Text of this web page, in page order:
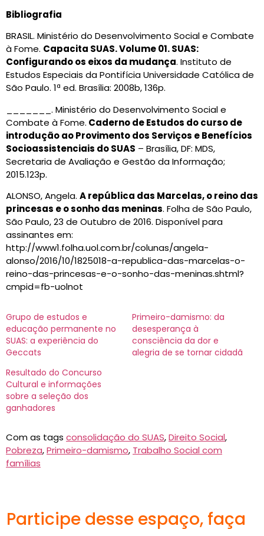
Bibliografia
BRASIL. Ministério do Desenvolvimento Social e Combate
à Fome. Capacita SUAS. Volume 01. SUAS:
Configurando os eixos da mudança. Instituto de
Estudos Especiais da Pontifícia Universidade Católica de
São Paulo. 1ª ed. Brasília: 2008b, 136p.
_______. Ministério do Desenvolvimento Social e
Combate à Fome. Caderno de Estudos do curso de
introdução ao Provimento dos Serviços e Benefícios
Socioassistenciais do SUAS – Brasília, DF: MDS,
Secretaria de Avaliação e Gestão da Informação;
2015.123p.
ALONSO, Angela. A república das Marcelas, o reino das
princesas e o sonho das meninas. Folha de São Paulo,
São Paulo, 23 de Outubro de 2016. Disponível para
assinantes em:
http://www1.folha.uol.com.br/colunas/angela-
alonso/2016/10/1825018-a-republica-das-marcelas-o-
reino-das-princesas-e-o-sonho-das-meninas.shtml?
cmpid=fb-uolnot
Grupo de estudos e
educação permanente no
SUAS: a experiência do
Geccats
Primeiro-damismo: da
desesperança à
consciência da dor e
alegria de se tornar cidadã
Resultado do Concurso
Cultural e informações
sobre a seleção dos
ganhadores
Com as tags consolidação do SUAS,Direito Social,
Pobreza,Primeiro-damismo, Trabalho Social com
famílias
Participe desse espaço, faça